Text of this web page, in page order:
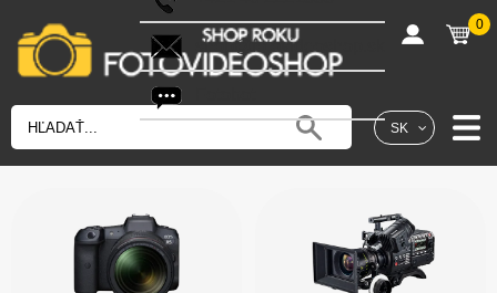
SK
shop@fotovideoshop.sk
0